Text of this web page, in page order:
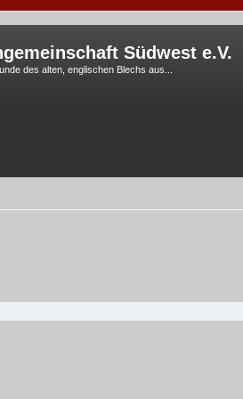
Südwest e.V.
des alten, englischen Blechs aus...